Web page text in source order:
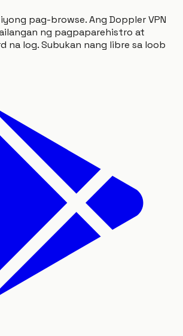
pag-browse. Ang Doppler VPN
ng pagpaparehistro at
na log. Subukan nang libre sa loob